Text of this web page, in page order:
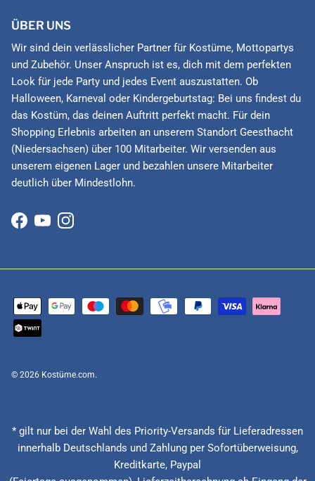
ÜBER UNS
Wir sind dein verlässlicher Partner für Kostüme, Mottopartys
und Zubehör. Unser Anspruch ist es, dich mit dem perfekten
Look für jede Party und jedes Event auszustatten. Ob
Halloween, Karneval oder Kindergeburtstag: Bei uns findest du
das Kostüm, das deinen Auftritt perfekt macht. Für dein
Shopping Erlebnis arbeiten an unserem Standort Geesthacht
(Niedersachsen) über 100 Mitarbeiter. Wir versenden aus
unserem eigenen Lager und bezahlen unsere Mitarbeiter
deutlich über Mindestlohn.
Facebook
YouTubeInstagram
© 2026 Kostüme.com.
* gilt nur bei der Wahl des Priority-Versands für Lieferadressen
innerhalb Deutschlands und Zahlung per Sofortüberweisung,
Kreditkarte, Paypal